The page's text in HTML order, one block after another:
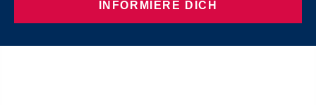
INFORMIERE DICH